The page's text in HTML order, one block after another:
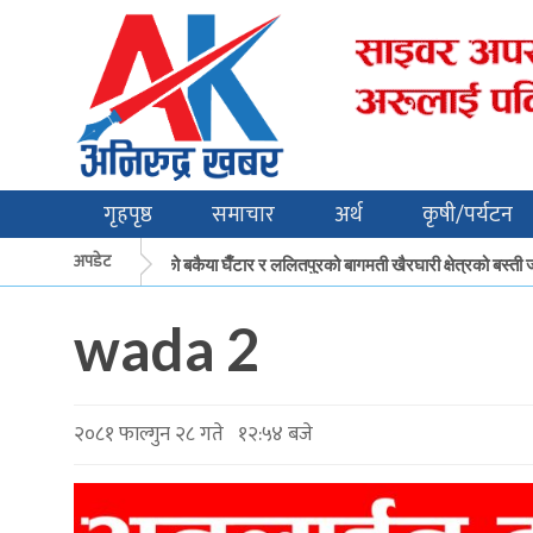
गृहपृष्ठ समाचार अर्थ कृषी/पर्यटन
अपडेट
मकवानपुरको बकैया घैँटार र ललितपुरको बागमती खैरघारी क्षेत्रको बस्ती
wada 2
२०८१ फाल्गुन २८ गते १२:५४ बजे